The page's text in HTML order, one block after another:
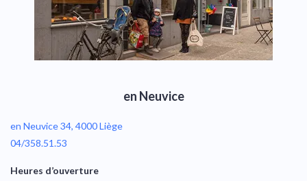
en Neuvice
en Neuvice 34, 4000 Liège
04/358.51.53
Heures d’ouverture